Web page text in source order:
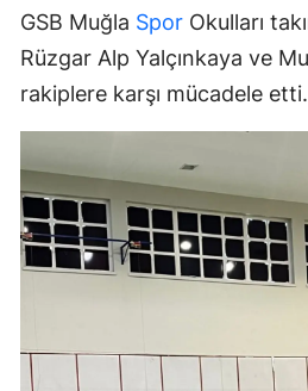
GSB Muğla Spor Okulları
Rüzgar Alp Yalçınkaya ve
rakiplere karşı mücadele etti.